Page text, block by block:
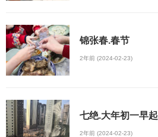
锦张春.春节
2年前 (2024-02-23)
七绝.大年初一早起
2年前 (2024-02-23)